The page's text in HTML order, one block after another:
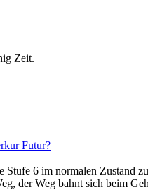
Zeit.
Futur?
Stufe 6 im normalen Zustand
der Weg bahnt sich beim